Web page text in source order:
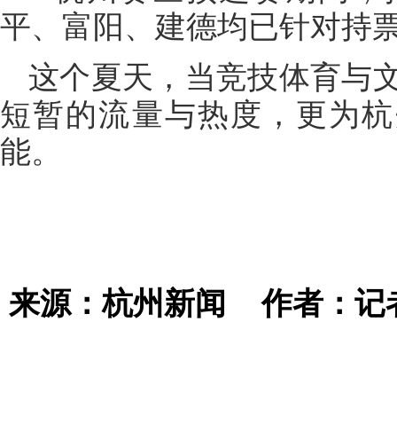
平、富阳、建德均已针对持
这个夏天，当竞技体育与
短暂的流量与热度，更为
能。
来源：杭州新闻作者：